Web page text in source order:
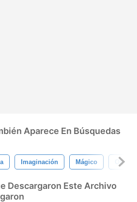
Aparece En Búsquedas
Imaginación Mágico
Descargaron Este Archivo